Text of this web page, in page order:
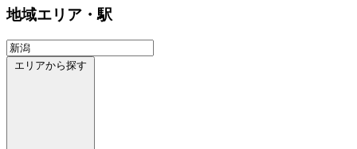
地域エリア・駅
エリアから探す